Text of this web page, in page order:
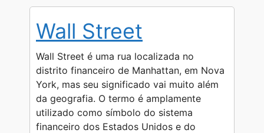
s
A
p
p
g
r
a
m
e
n
g
e
r
b
o
o
k
i
n
k
Wall Street
Wall Street é uma rua localizada no
distrito financeiro de Manhattan, em Nova
York, mas seu significado vai muito além
da geografia. O termo é amplamente
utilizado como símbolo do sistema
financeiro dos Estados Unidos e do